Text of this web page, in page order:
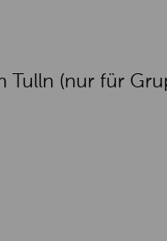
Tulln (nur für